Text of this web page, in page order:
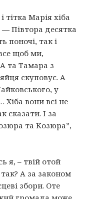
тітка Марія хіба
Півтора десятка
поночі, так і
щоб ми,
та Тамара з
скуповує. А
у
вони всі не
сказати. І за
та Козюра”,
я, – твій отой
А за законом
збори. Оте